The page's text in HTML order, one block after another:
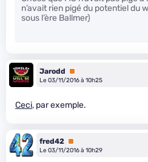
n’avait rien pigé du potentiel du
sous l’ère Ballmer)
Jarodd
Premium
Le 03/11/2016 à 10h25
Ceci, par exemple.
fred42 Premium
Le 03/11/2016 à 10h29